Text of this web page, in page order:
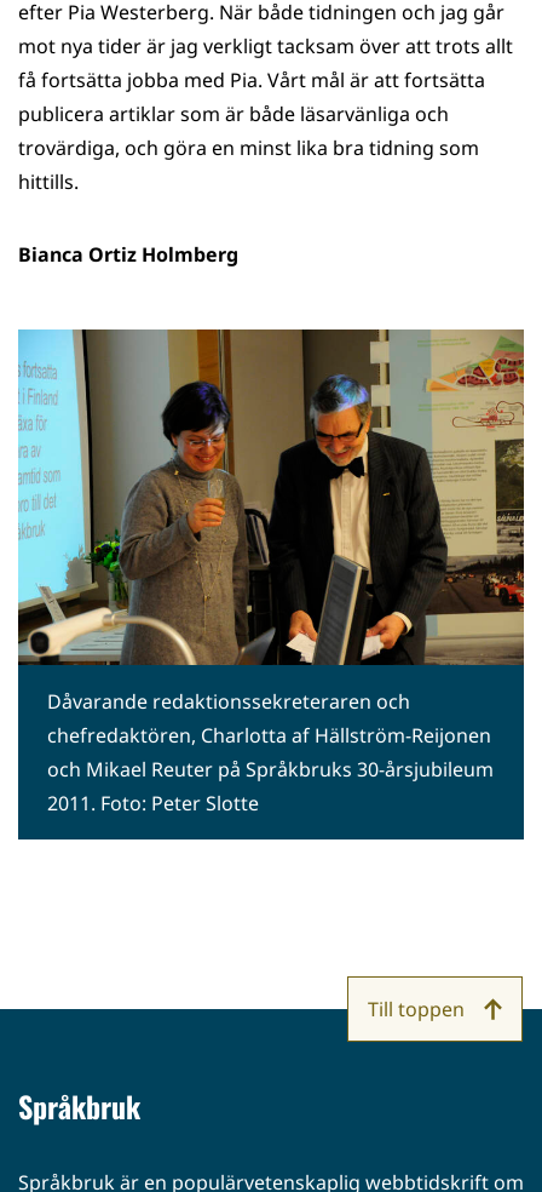
efter Pia Westerberg. När både tidningen och jag går
mot nya tider är jag verkligt tacksam över att trots allt
få fortsätta jobba med Pia. Vårt mål är att fortsätta
publicera artiklar som är både läsarvänliga och
trovärdiga, och göra en minst lika bra tidning som
hittills.
Bianca Ortiz Holmberg
Dåvarande redaktionssekreteraren och
chefredaktören, Charlotta af Hällström-Reijonen
och Mikael Reuter på Språkbruks 30-årsjubileum
2011. Foto: Peter Slotte
Språkbruk
Språkbruk är en populärvetenskaplig webbtidskrift om
Till toppen